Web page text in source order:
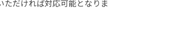
だければ対応可能となりま